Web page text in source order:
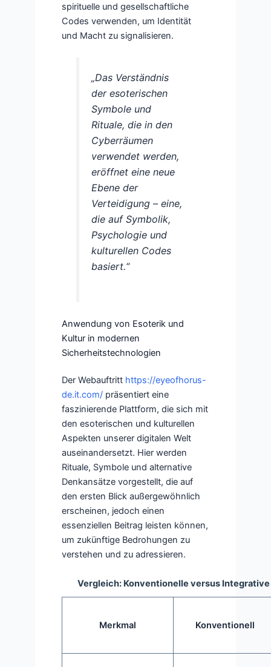
spirituelle und gesellschaftliche
Codes verwenden, um Identität
und Macht zu signalisieren.
„Das Verständnis
der esoterischen
Symbole und
Rituale, die in den
Cyberräumen
verwendet werden,
eröffnet eine neue
Ebene der
Verteidigung – eine,
die auf Symbolik,
Psychologie und
kulturellen Codes
basiert.“
Anwendung von Esoterik und
Kultur in modernen
Sicherheitstechnologien
Der Webauftritt https://eyeofhorus-
de.it.com/ präsentiert eine
faszinierende Plattform, die sich mit
den esoterischen und kulturellen
Aspekten unserer digitalen Welt
auseinandersetzt. Hier werden
Rituale, Symbole und alternative
Denkansätze vorgestellt, die auf
den ersten Blick außergewöhnlich
erscheinen, jedoch einen
essenziellen Beitrag leisten können,
um zukünftige Bedrohungen zu
verstehen und zu adressieren.
Vergleich: Konventionelle versus
Merkmal Konventionell